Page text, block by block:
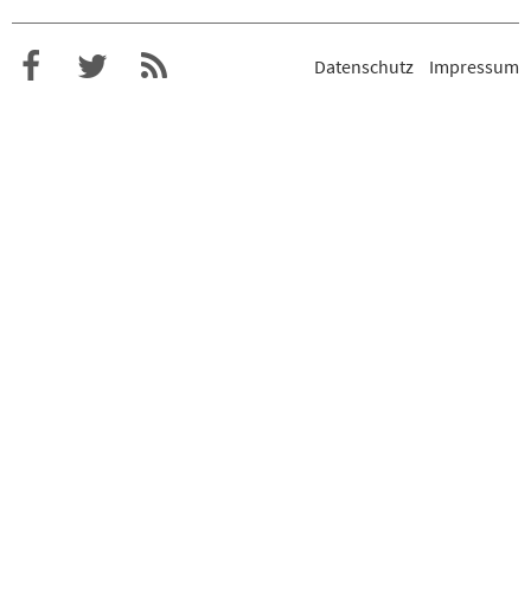
Datenschutz Impressum